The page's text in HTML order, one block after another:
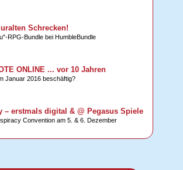
Schrecken!
RPG-Bundle bei HumbleBundle
ONLINE ... vor 10 Jahren
Januar 2016 beschäftig?
– erstmals digital & @ Pegasus Spiele
Convention am 5. & 6. Dezember